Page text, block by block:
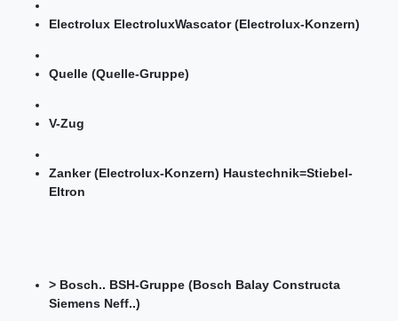
Electrolux ElectroluxWascator (Electrolux-Konzern)
Quelle (Quelle-Gruppe)
V-Zug
Zanker (Electrolux-Konzern) Haustechnik=Stiebel-
Eltron
> Bosch.. BSH-Gruppe (Bosch Balay Constructa
Siemens Neff..)